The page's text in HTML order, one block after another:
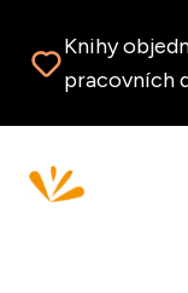
Knihy
pracovních